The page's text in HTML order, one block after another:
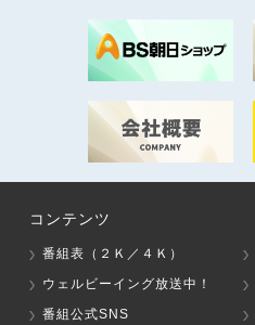
コンテンツ
番組表（２Ｋ／４Ｋ）
ウェルビーイング放送中！
番組公式SNS